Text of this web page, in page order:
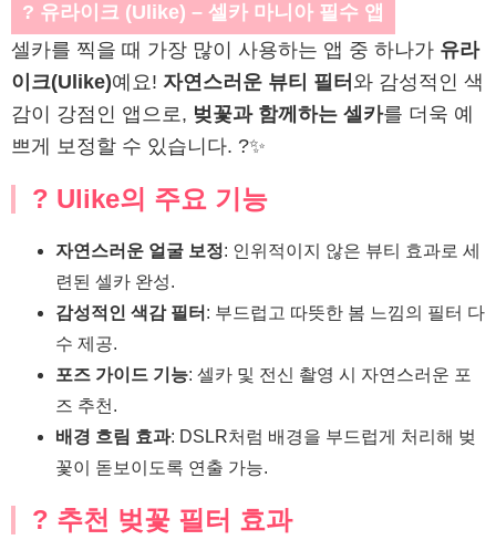
? 유라이크 (Ulike) – 셀카 마니아 필수 앱
셀카를 찍을 때 가장 많이 사용하는 앱 중 하나가 유라
이크(Ulike)예요! 자연스러운 뷰티 필터 와 감성적인 색
감이 강점인 앱으로, 벚꽃과 함께하는 셀카를 더욱 예
쁘게 보정할 수 있습니다. ?✨
? Ulike의 주요 기능
자연스러운 얼굴 보정: 인위적이지 않은 뷰티 효과로 세
련된 셀카 완성.
감성적인 색감 필터 : 부드럽고 따뜻한 봄 느낌의 필터 다
수 제공.
포즈 가이드 기능: 셀카 및 전신 촬영 시 자연스러운 포
즈 추천.
배경 흐림 효과: DSLR처럼 배경을 부드럽게 처리해 벚
꽃이 돋보이도록 연출 가능.
? 추천 벚꽃 필터 효과